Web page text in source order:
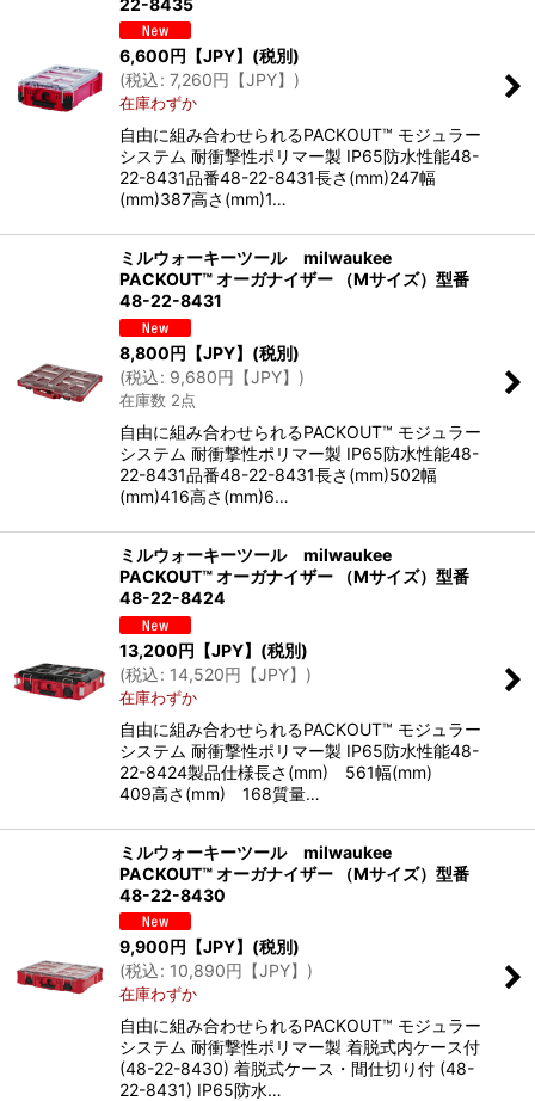
6,600 円【JPY】 (税別)
(税込: 7,260円【JPY】 )
在庫わずか
自由に組み合わせられるPACKOUT™ モジュラー
システム 耐衝撃性ポリマー製 IP65防水性能48-
22-8431品番48-22-8431長さ(mm)247幅
(mm)387高さ(mm)1…
ミルウォーキーツール milwaukee
PACKOUT™ オーガナイザー （Mサイズ）型番
48-22-8431
8,800円【JPY】 (税別)
(税込: 9,680円【JPY】 )
在庫数 2点
自由に組み合わせられるPACKOUT™ モジュラー
システム 耐衝撃性ポリマー製 IP65防水性能48-
22-8431品番48-22-8431長さ(mm)502幅
(mm)416高さ(mm)6…
ミルウォーキーツール milwaukee
PACKOUT™ オーガナイザー （Mサイズ）型番
48-22-8424
13,200円【JPY】 (税別)
(税込: 14,520円【JPY】 )
在庫わずか
自由に組み合わせられるPACKOUT™ モジュラー
システム 耐衝撃性ポリマー製 IP65防水性能48-
22-8424製品仕様長さ(mm) 561幅(mm)
409高さ(mm) 168質量…
ミルウォーキーツール milwaukee
PACKOUT™ オーガナイザー （Mサイズ）型番
48-22-8430
9,900 円【JPY】 (税別)
(税込: 10,890円【JPY】 )
在庫わずか
自由に組み合わせられるPACKOUT™ モジュラー
システム 耐衝撃性ポリマー製 着脱式内ケース付
(48-22-8430) 着脱式ケース・間仕切り付 (48-
22-8431) IP65防水…